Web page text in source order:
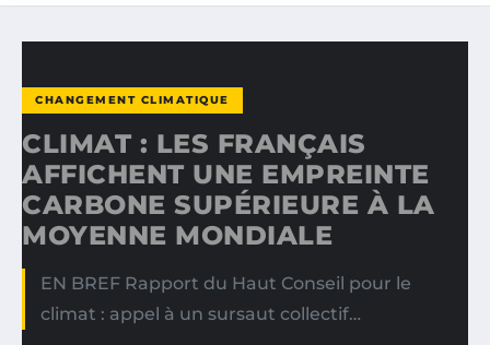
CHANGEMENT CLIMATIQUE
CLIMAT : LES FRANÇAIS
AFFICHENT UNE EMPREINTE
CARBONE SUPÉRIEURE À LA
MOYENNE MONDIALE
EN BREF Rapport du Haut Conseil pour le
climat : appel à un sursaut collectif…